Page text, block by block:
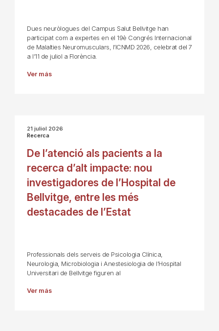
Dues neuròlogues del Campus Salut Bellvitge han
participat com a expertes en el 19è Congrés Internacional
de Malalties Neuromusculars, l’ICNMD 2026, celebrat del 7
a l’11 de juliol a Florència.
Ver más
21 juliol 2026
Recerca
De l’atenció als pacients a la
recerca d’alt impacte: nou
investigadores de l’Hospital de
Bellvitge, entre les més
destacades de l’Estat
Professionals dels serveis de Psicologia Clínica,
Neurologia, Microbiologia i Anestesiologia de l’Hospital
Universitari de Bellvitge figuren al
Ver más